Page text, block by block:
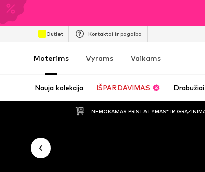
Outlet Kontaktai ir pagalba
Moterims Vyrams Vaikams
Nauja kolekcija IŠPARDAVIMAS Drabužiai
NEMOKAMAS PRISTATYMAS* IR